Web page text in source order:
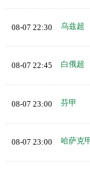
08-07 22:30 乌兹超
08-07 22:45 白俄超
08-07 23:00 芬甲
08-07 23:00 哈萨克